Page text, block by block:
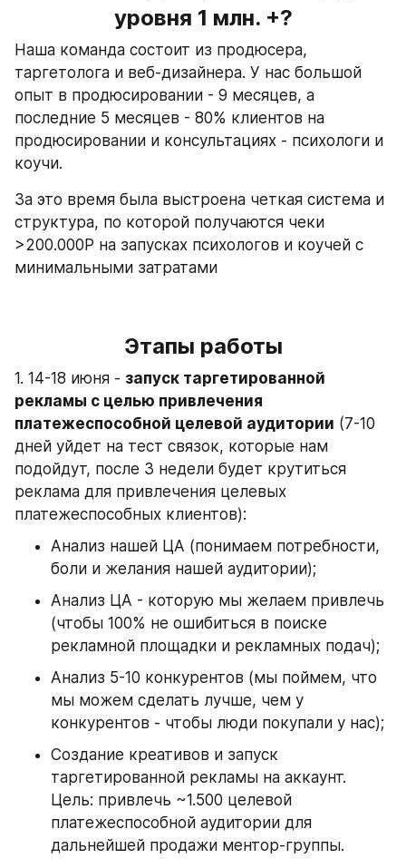
уровня 1 млн. +?
Наша команда состоит из продюсера,
таргетолога и веб-дизайнера. У нас большой
опыт в продюсировании - 9 месяцев, а
последние 5 месяцев - 80% клиентов на
продюсировании и консультациях - психологи и
коучи.
За это время была выстроена четкая система и
структура, по которой получаются чеки
>200.000Р на запусках психологов и коучей с
минимальными затратами
Этапы работы
1. 14-18 июня - запуск таргетированной
рекламы с целью привлечения
платежеспособной целевой аудитории (7-10
дней уйдет на тест связок, которые нам
подойдут, после 3 недели будет крутиться
реклама для привлечения целевых
платежеспособных клиентов):
Анализ нашей ЦА (понимаем потребности,
боли и желания нашей аудитории);
Анализ ЦА - которую мы желаем привлечь
(чтобы 100% не ошибиться в поиске
рекламной площадки и рекламных подач);
Анализ 5-10 конкурентов (мы поймем, что
мы можем сделать лучше, чем у
конкурентов - чтобы люди покупали у нас);
Создание креативов и запуск
таргетированной рекламы на аккаунт.
Цель: привлечь ~1.500 целевой
платежеспособной аудитории для
дальнейшей продажи ментор-группы.